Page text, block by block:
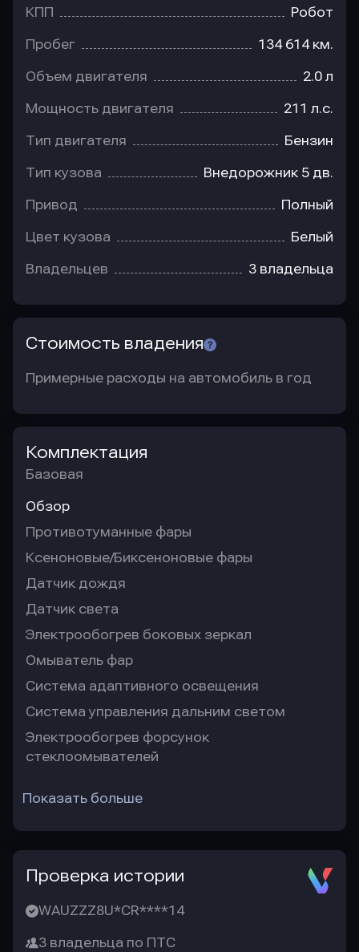
КПП Робот
Пробег 134 614 км.
Объем двигателя 2.0 л
Мощность двигателя 211 л.с.
Тип двигателя Бензин
Тип кузова Внедорожник 5 дв.
Привод Полный
Цвет кузова Белый
Владельцев 3 владельца
Стоимость владения
Примерные расходы на автомобиль в год
Комплектация
Базовая
Обзор
Противотуманные фары
Ксеноновые/Биксеноновые фары
Датчик дождя
Датчик света
Электрообогрев боковых зеркал
Омыватель фар
Система адаптивного освещения
Система управления дальним светом
Электрообогрев форсунок
стеклоомывателей
Показать больше
Проверка истории
WAUZZZ8U*CR****14
3 владельца по ПТС